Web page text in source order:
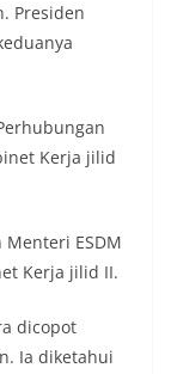
Presiden
Kerja jilid
ESDM
Kerja jilid II.
dicopot
Ia diketahui